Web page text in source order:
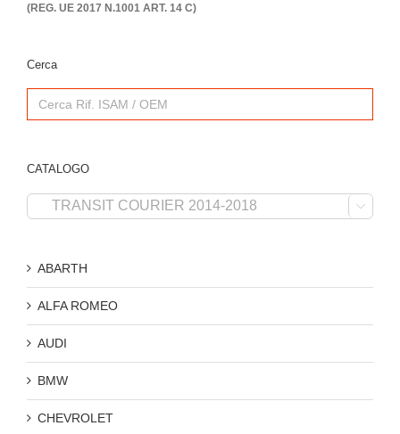
(REG. UE 2017 N.1001 ART. 14 C)
Cerca
Search
for:
CATALOGO

ABARTH
ALFA ROMEO
AUDI
BMW
CHEVROLET